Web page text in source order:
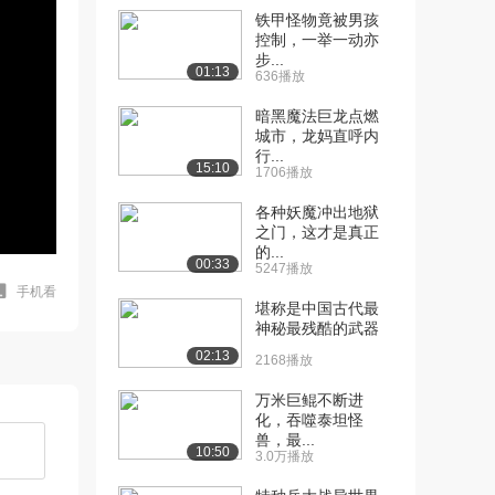
手机看
01:13
铁甲怪物竟被男孩
控制，一举一动亦
步...
636播放
15:10
暗黑魔法巨龙点燃
城市，龙妈直呼内
行...
1706播放
00:33
各种妖魔冲出地狱
之门，这才是真正
的...
5247播放
02:13
堪称是中国古代最
神秘最残酷的武器
2168播放
10:50
万米巨鲲不断进
化，吞噬泰坦怪
兽，最...
3.0万播放